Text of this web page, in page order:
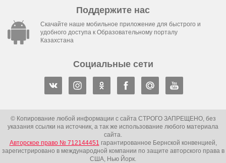
Поддержите нас
Скачайте наше мобильное приложение для быстрого и
удобного доступа к Образовательному порталу
Казахстана
Социальные сети
© Копирование любой информации с сайта СТРОГО ЗАПРЕЩЕНО, без
указания ссылки на источник, а так же использование любого материала
сайта.
Авторское право № 712144451 гарантированное Бернской конвенцией,
зарегистрировано в международной компании по защите авторского права в
США, Нью Йорк.